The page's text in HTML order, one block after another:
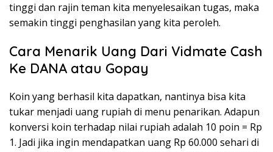
tinggi dan rajin teman kita menyelesaikan tugas, maka
semakin tinggi penghasilan yang kita peroleh.
Cara Menarik Uang Dari Vidmate Cash
Ke DANA atau Gopay
Koin yang berhasil kita dapatkan, nantinya bisa kita
tukar menjadi uang rupiah di menu penarikan. Adapun
konversi koin terhadap nilai rupiah adalah 10 poin = Rp
1. Jadi jika ingin mendapatkan uang Rp 60.000 sehari di